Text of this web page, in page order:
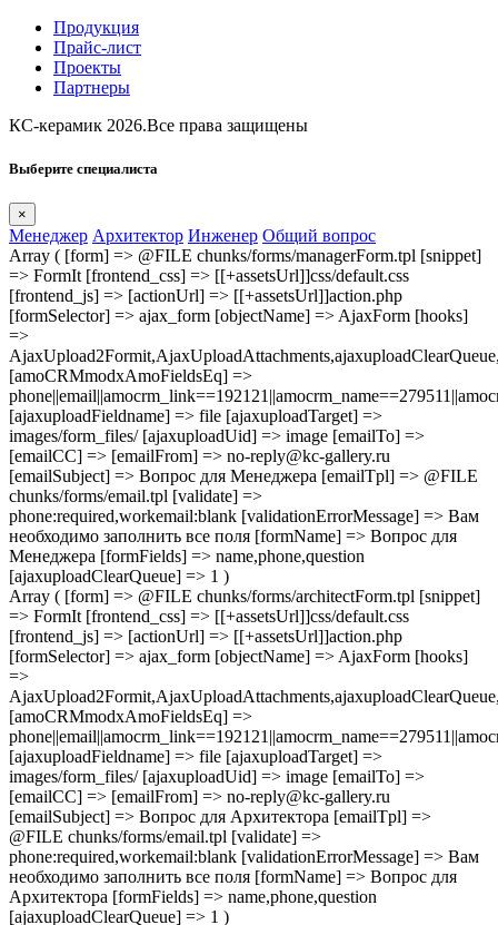
Продукция
Прайс-лист
Проекты
Партнеры
КС-керамик 2026.Все права защищены
Выберите специалиста
×
Менеджер Архитектор Инженер Общий вопрос
Array ( [form] => @FILE chunks/forms/managerForm.tpl [snippet]
=> FormIt [frontend_css] => [[+assetsUrl]]css/default.css
[frontend_js] => [actionUrl] => [[+assetsUrl]]action.php
[formSelector] => ajax_form [objectName] => AjaxForm [hooks]
=>
[amoCRMmodxAmoFieldsEq] =>
[ajaxuploadFieldname] => file [ajaxuploadTarget] =>
images/form_files/ [ajaxuploadUid] => image [emailTo] =>
[emailCC] => [emailFrom] => no-reply@kc-gallery.ru
[emailSubject] => Вопрос для Менеджера [emailTpl] => @FILE
chunks/forms/email.tpl [validate] =>
phone:required,workemail:blank [validationErrorMessage] => Вам
необходимо заполнить все поля [formName] => Вопрос для
Менеджера [formFields] => name,phone,question
[ajaxuploadClearQueue] => 1 )
Array ( [form] => @FILE chunks/forms/architectForm.tpl [snippet]
=> FormIt [frontend_css] => [[+assetsUrl]]css/default.css
[frontend_js] => [actionUrl] => [[+assetsUrl]]action.php
[formSelector] => ajax_form [objectName] => AjaxForm [hooks]
=>
[amoCRMmodxAmoFieldsEq] =>
[ajaxuploadFieldname] => file [ajaxuploadTarget] =>
images/form_files/ [ajaxuploadUid] => image [emailTo] =>
[emailCC] => [emailFrom] => no-reply@kc-gallery.ru
[emailSubject] => Вопрос для Архитектора [emailTpl] =>
@FILE chunks/forms/email.tpl [validate] =>
phone:required,workemail:blank [validationErrorMessage] => Вам
необходимо заполнить все поля [formName] => Вопрос для
Архитектора [formFields] => name,phone,question
[ajaxuploadClearQueue] => 1 )